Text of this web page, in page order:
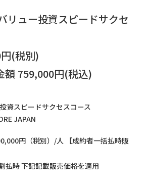
リュー投資スピードサクセ
(税別)
額 759,000円(税込)
資スピードサクセスコース
JAPAN
円（税別）/人 【成約者一括払時販
払時 下記記載販売価格を適用